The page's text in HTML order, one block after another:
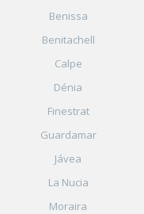
Benissa
Benitachell
Calpe
Dénia
Finestrat
Guardamar
Jávea
La Nucia
Moraira